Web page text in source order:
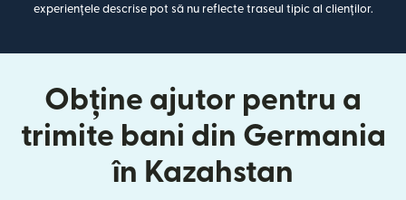
experiențele descrise pot să nu reflecte traseul tipic al clienților.
Obține ajutor pentru a
trimite bani din Germania
în Kazahstan